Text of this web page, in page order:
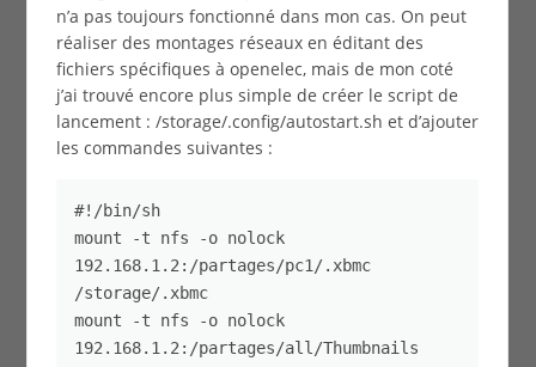
n’a pas toujours fonctionné dans mon cas. On peut
réaliser des montages réseaux en éditant des
fichiers spécifiques à openelec, mais de mon coté
j’ai trouvé encore plus simple de créer le script de
lancement : /storage/.config/autostart.sh et d’ajouter
les commandes suivantes :
#!/bin/sh
mount -t nfs -o nolock
192.168.1.2:/partages/pc1/.xbmc
/storage/.xbmc
mount -t nfs -o nolock
192.168.1.2:/partages/all/Thumbnails